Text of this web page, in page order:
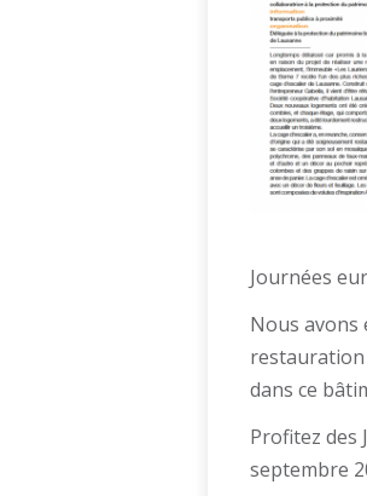
Journées
Nous avons
dans ce
Profitez des
septembre